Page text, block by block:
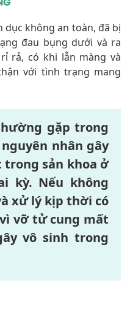
không an toàn, đã bị
đau bụng dưới và ra
rả, có khi lẫn màng và
với tình trạng mang
gặp trong
nhân gây
sản khoa ở
kỳ. Nếu không
xử lý kịp thời có
vỡ tử cung mất
vô sinh trong